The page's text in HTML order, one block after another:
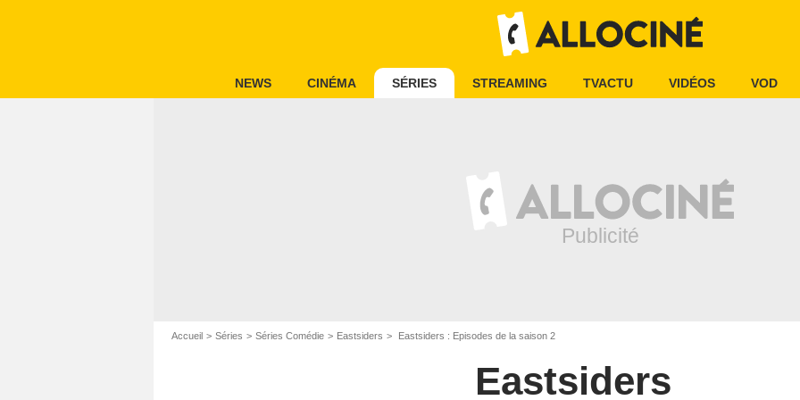
NEWS CINÉMA SÉRIES STREAMING TVACTU VIDÉOS VOD
Accueil Séries Séries Comédie Eastsiders Eastsiders : Episodes de la saison 2
Eastsiders